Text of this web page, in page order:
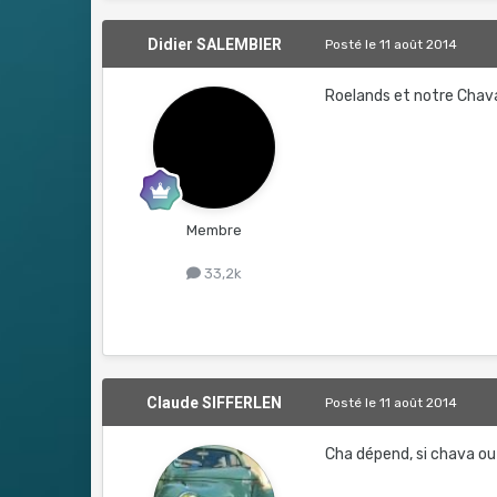
Didier SALEMBIER
Membre
33,2k
Postéle 11 août 2014
Roelands et notre
Claude SIFFERLEN Postéle 11 août 2014
Cha dépend, si chava